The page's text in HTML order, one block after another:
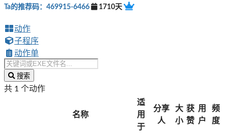
Ta的推荐码：469915-6466 1710天
动作
子程序
动作单
搜索
共 1 个动作
名称
适
用
于
分享
人
大
小
获
赞
用
户
频
度